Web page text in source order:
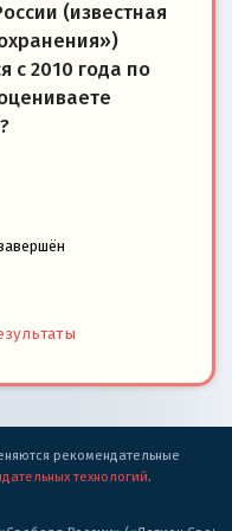
(известная
с 2010 года по
рекомендательные
технологий.